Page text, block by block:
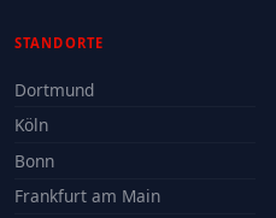
STANDORTE
Dortmund
Köln
Bonn
Frankfurt am Main